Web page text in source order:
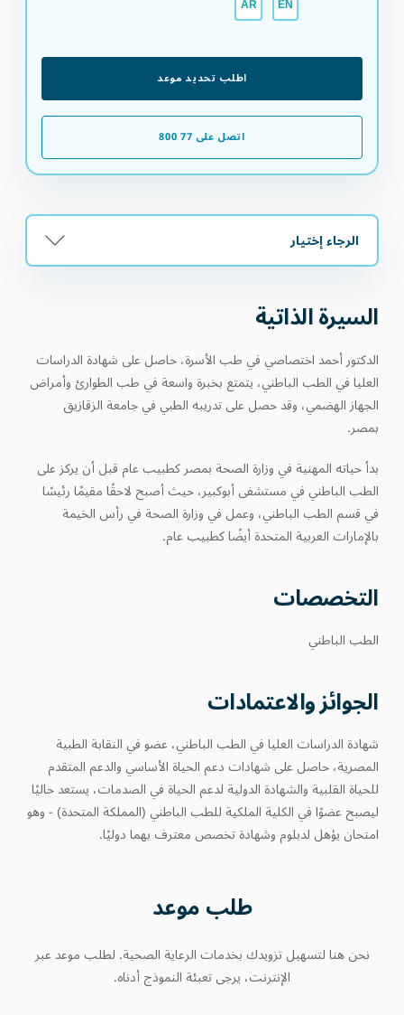
EN
AR
اطلب تحديد موعد
اتصل على 77 800
الرجاء إختيار
السيرة الذاتية
الدكتور أحمد اختصاصي في طب الأسرة، حاصل على شهادة الدراسات
العليا في الطب الباطني، يتمتع بخبرة واسعة في طب الطوارئ وأمراض
الجهاز الهضمي، وقد حصل على تدريبه الطبي في جامعة الزقازيق
بمصر.
بدأ حياته المهنية في وزارة الصحة بمصر كطبيب عام قبل أن يركز على
الطب الباطني في مستشفى أبوكبير، حيث أصبح لاحقًا مقيمًا رئيسًا
في قسم الطب الباطني، وعمل في وزارة الصحة في رأس الخيمة
بالإمارات العربية المتحدة أيضًا كطبيب عام.
التخصصات
الطب الباطني
الجوائز والاعتمادات
شهادة الدراسات العليا في الطب الباطني، عضو في النقابة الطبية
المصرية، حاصل على شهادات دعم الحياة الأساسي والدعم المتقدم
للحياة القلبية والشهادة الدولية لدعم الحياة في الصدمات، يستعد حاليًا
ليصبح عضوًا في الكلية الملكية للطب الباطني (المملكة المتحدة) - وهو
امتحان يؤهل لدبلوم وشهادة تخصص معترف بهما دوليًا.
طلب موعد
نحن هنا لتسهيل تزويدك بخدمات الرعاية الصحية. لطلب موعد عبر
الإنترنت، يرجى تعبئة النموذج أدناه.